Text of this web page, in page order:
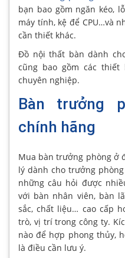
bạn bao gồm ngăn kéo,
máy tính, kệ để CPU…và
cần thiết khác.
Đồ nội thất bàn dành
cũng bao gồm các
chuyên nghiệp.
Bàn trưởng
chính hãng
Mua bàn trưởng phòng ở
lý dành cho trưởng
những câu hỏi được
với bàn nhân viên, bàn
sắc, chất liệu… cao cấp
trò, vị trí trong công ty.
nào để hợp phong thủy,
là điều cần lưu ý.